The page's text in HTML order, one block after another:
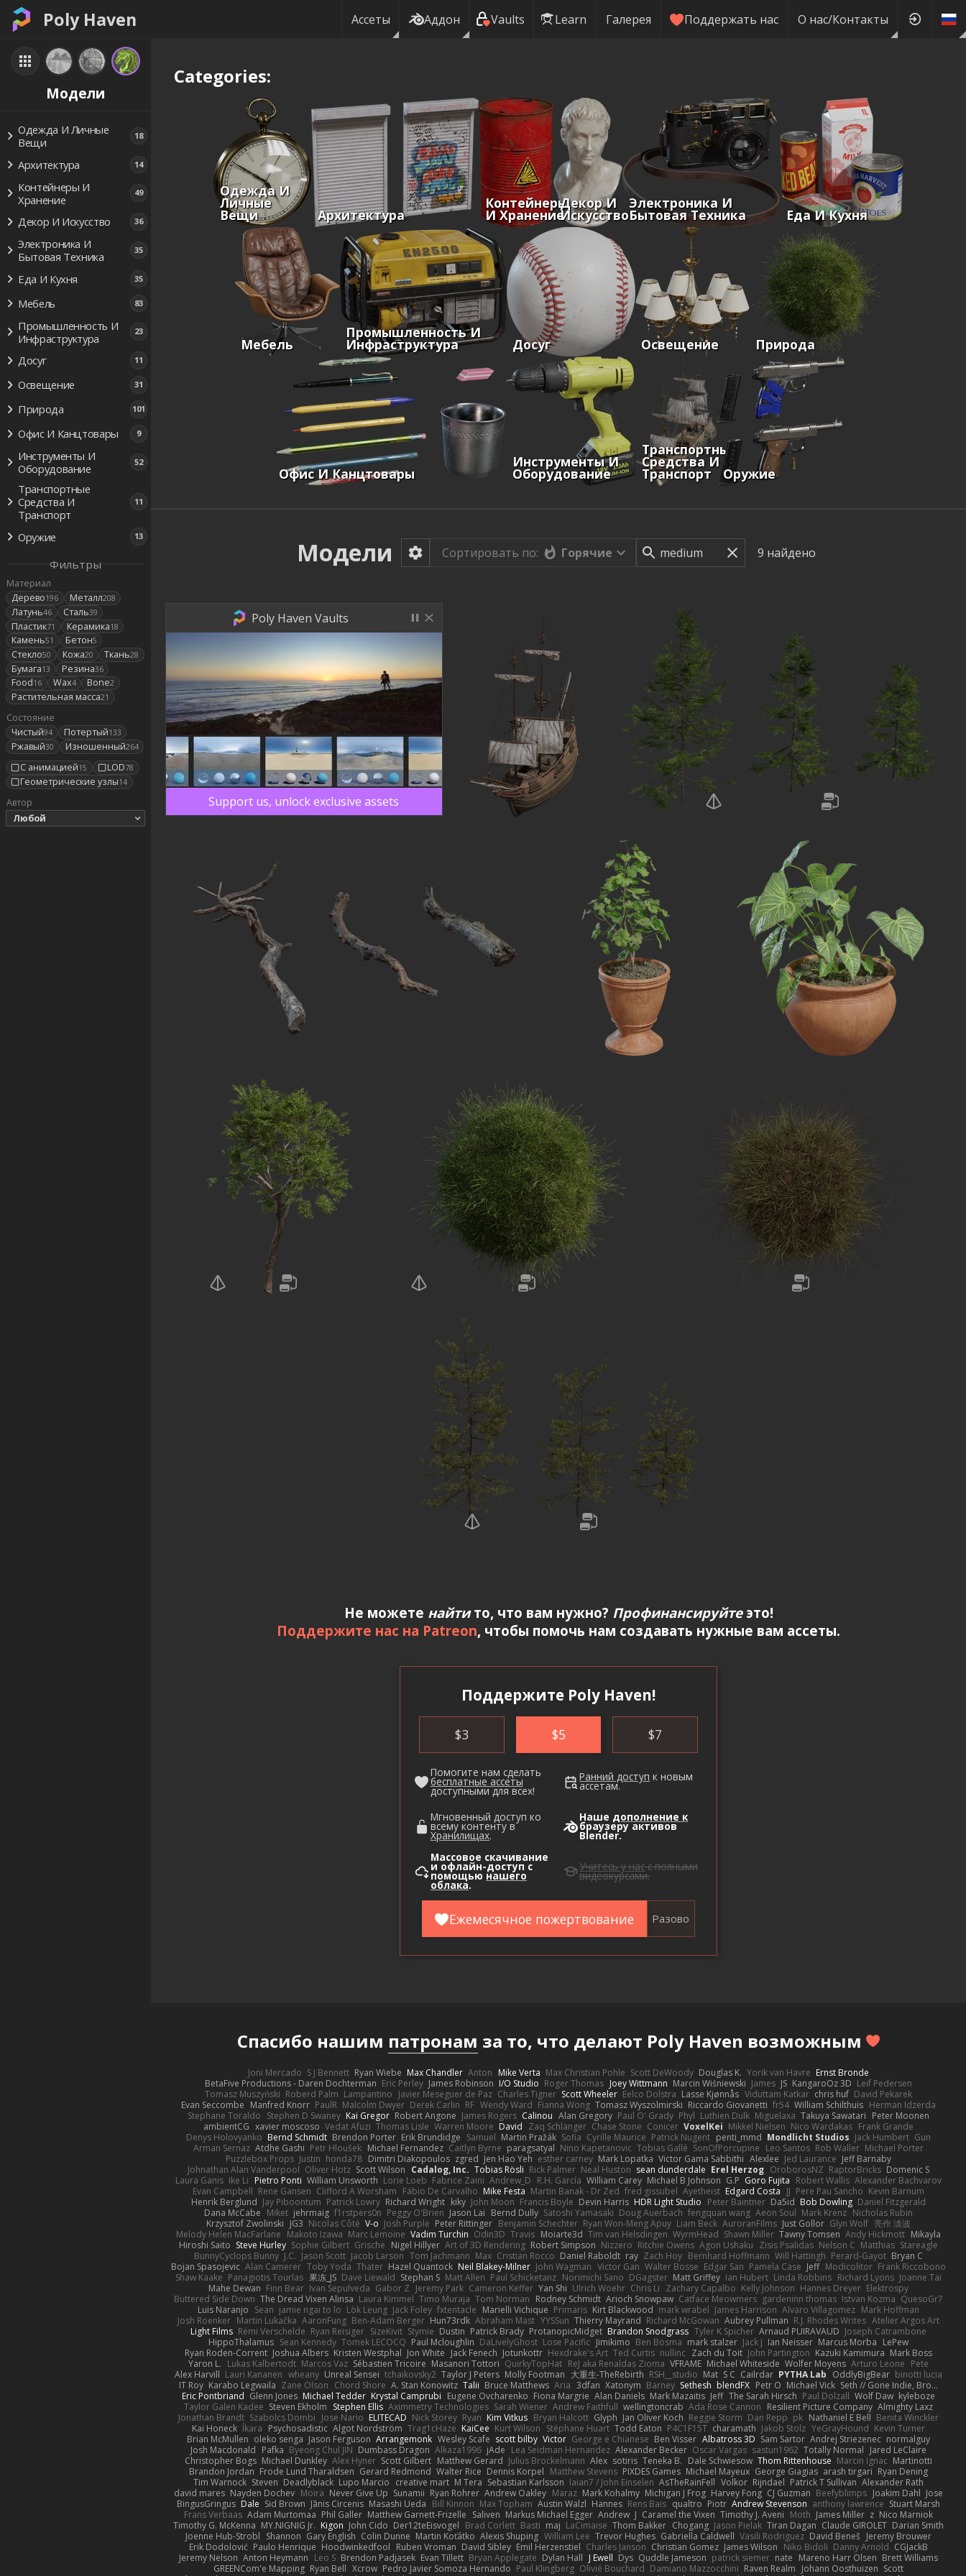
Poly Haven Ассеты Аддон Vaults Learn Галерея Поддержать нас О нас/Контакты
Модели
Одежда И Личные
Вещи
18
Архитектура 14
Контейнеры И
Хранение
49
Декор И Искусство 36
Электроника И
Бытовая Техника
35
Еда И Кухня 35
Мебель 83
Промышленность И
Инфраструктура
23
Досуг 11
Освещение 31
Природа 101
Офис И Канцтовары 9
Инструменты И
Оборудование
52
Транспортные
Средства И
Транспорт
11
Оружие 13
Фильтры
Материал
Дерево196 Металл208
Латунь46 Сталь39
Пластик71 Керамика18
Камень51 Бетон5
Стекло50 Кожа20 Ткань28
Бумага13 Резина36
Food16 Wax4 Bone2
Растительная масса21
Состояние
Чистый94 Потертый133
Ржавый30 Изношенный264
С анимацией15 LOD78
Геометрические узлы14
Автор
Любой
Categories:
Одежда И
Личные
Вещи Архитектура
Контейнеры
И Хранение
Декор И
Искусство
Электроника И
Бытовая Техника Еда И Кухня
Мебель
Промышленность И
Инфраструктура Досуг Освещение Природа
Офис И Канцтовары
Инструменты И
Оборудование
Транспортные
Средства И
Транспорт Оружие
Модели Сортировать по: Горячие 9 найдено
Poly Haven Vaults
Support us, unlock exclusive assets
Не можете найтито, что вам нужно? Профинансируйтеэто!
Поддержите нас на Patreon, чтобы помочь нам создавать нужные вам ассеты.
Поддержите Poly Haven!
$3 $5 $7
Помогите нам сделать
бесплатные ассеты
доступными для всех!
Ранний доступ к новым
ассетам.
Мгновенный доступ ко
всему контенту в
Хранилищах.
Наше дополнение к
браузеру активов
Blender.
Массовое скачивание
и офлайн-доступ с
помощью нашего
облака.
Учитесь у насс полными
видеокурсами.
Ежемесячное пожертвование Разово
Спасибо нашим патронам за то, что делают Poly Haven возможным
Joni Mercado S J Bennett Ryan Wiebe Max Chandler Anton Mike Verta Max Christian Pohle Scott DeWoody Douglas K. Yorik van Havre Ernst Bronde
BetaFive Productions - Daren Dochterman Eric Perley James Robinson I/O Studio Roger Thomas Joey Wittmann Marcin Wiśniewski James JS KangaroOz 3D Leif Pedersen
Tomasz Muszyński Roberd Palm Lampantino Javier Meseguer de Paz Charles Tigner Scott Wheeler Eelco Dolstra Lasse Kjønnås Viduttam Katkar chris huf David Pekarek
Evan Seccombe Manfred Knorr PaulR Malcolm Dwyer Derek Carlin RF Wendy Ward Fianna Wong Tomasz Wyszolmirski Riccardo Giovanetti fr54 William Schilthuis Herman Idzerda
Stephane Toraldo Stephen D Swaney Kai Gregor Robert Angone James Rogers Calinou Alan Gregory Paul O' Grady Phyl Luthien Dulk Miguelaxa Takuya Sawatari Peter Moonen
ambientCG xavier moscoso Vedat Afuzi Thomas Lisle Warren Moore David Zaq Schlanger Chase Stone Conicer VoxelKei Mikkel Nielsen Nico Wardakas Frank Grande
Denys Holovyanko Bernd Schmidt Brendon Porter Erik Brundidge Samuel Martin Pražák Sofia Cyrille Maurice Patrick Nugent penti_mmd Mondlicht Studios Jack Humbert Gun
Arman Sernaz Atdhe Gashi Petr Hloušek Michael Fernandez Caitlyn Byrne paragsatyal Nino Kapetanovic Tobias Gallé SonOfPorcupine Leo Santos Rob Waller Michael Porter
Puzzlebox Props Justin honda78 Dimitri Diakopoulos zgred Jen Hao Yeh esther carney Mark Lopatka Victor Gama Sabbithi Alexlee Jed Laurance Jeff Barnaby
Johnathan Alan Vanderpool Oliver Hotz Scott Wilson Cadalog, Inc. Tobias Rösli Rick Palmer Neal Huston sean dunderdale Erel Herzog OroborosNZ RaptorBricks Domenic S
Laura Ganis Ike Li Pietro Ponti William Unsworth Lorie Loeb Fabrice Zaini Andrew_D R.H. García William Carey Michael B Johnson G.P Goro Fujita Robert Wallis Alexander Bachvarov
Evan Campbell Rene Gansen Clifford A Worsham Fábio De Carvalho Mike Festa Martin Banak - Dr Zed fred gissubel Ayetheist Edgard Costa JJ Pere Pau Sancho Kevin Barnum
Henrik Berglund Jay Piboontum Patrick Lowry Richard Wright kiky John Moon Francis Boyle Devin Harris HDR Light Studio Peter Baintner Da5id Bob Dowling Daniel Fitzgerald
Dana McCabe Miket jehrmaig f1rstpers0n Peggy O'Brien Jason Lai Bernd Dully Satoshi Yamasaki Doug Auerbach fengquan wang Aeon Soul Mark Krenz Nicholas Rubin
Krzysztof Zwolinski JG3 Nicolas Côté V-o Josh Purple Peter Rittinger Benjamin Schechter Ryan Won-Meng Apuy Liam Beck AuroranFilms Just Gollor Glyn Wolf 亮作 淡波
Melody Helen MacFarlane Makoto Izawa Marc Lemoine Vadim Turchin Odin3D Travis Moiarte3d Tim van Helsdingen WyrmHead Shawn Miller Tawny Tomsen Andy Hickmott Mikayla
Hiroshi Saito Steve Hurley Sophie Gilbert Grische Nigel Hillyer Art of 3D Rendering Robert Simpson Nizzero Ritchie Owens Agon Ushaku Zisis Psalidas Nelson C Matthias Stareagle
BunnyCyclops Bunny J.C. Jason Scott Jacob Larson Tom Jachmann Max Cristian Rocco Daniel Raboldt ray Zach Hoy Bernhard Hoffmann Will Hattingh Perard-Gayot Bryan C
Bojan Spasojevic Alan Camerer Toby Yoda Thater Hazel Quantock Neil Blakey-Milner John Wagman Victor Gan Walter Bosse Edgar San Pamela Case Jeff Modicolitor Frank Riccobono
Shaw Kaake Panagiotis Tourlas 果冻_JS Dave Liewald Stephan S Matt Allen Paul Schicketanz Norimichi Sano DGagster Matt Griffey Ian Hubert Linda Robbins Richard Lyons Joanne Tai
Mahe Dewan Finn Bear Ivan Sepulveda Gabor Z Jeremy Park Cameron Keffer Yan Shi Ulrich Woehr Chris Li Zachary Capalbo Kelly Johnson Hannes Dreyer Elektrospy
Buttered Side Down The Dread Vixen Alinsa Laura Kimmel Timo Muraja Tom Norman Rodney Schmidt Arioch Snowpaw Catface Meowmers gardeninn thomas Istvan Kozma QuesoGr7
Luis Naranjo Sean jamie ngai to lo Lök Leung Jack Foley fxtentacle Marielli Vichique Primaris Kirt Blackwood mark wrabel James Harrison Alvaro Villagomez Mark Hoffman
Josh Roenker Martin Lukačka AaronFung Ben-Adam Berger Hun73rdk Abraham Mast YYSSun Thierry Mayrand Richard McGowan Aubrey Pullman R.J. Rhodes Writes Atelier Argos Art
Light Films Rémi Verschelde Ryan Reisiger SizeKivit Stymie Dustin Patrick Brady ProtanopicMidget Brandon Snodgrass Tyler K Spicher Arnaud PUIRAVAUD Joseph Catrambone
HippoThalamus Sean Kennedy Tomek LECOCQ Paul Mcloughlin DaLivelyGhost Lose Pacific Jimikimo Ben Bosma mark stalzer Jack J Ian Neisser Marcus Morba LePew
Ryan Roden-Corrent Joshua Albers Kristen Westphal Jon White Jack Fenech Jotunkottr Hexdrake's Art Ted Curtis nullinc Zach du Toit John Partington Kazuki Kamimura Mark Boss
Yaron L. Lukas Kalbertodt Marcos Vaz Sébastien Tricoire Masanori Tottori QuirkyTopHat ReJ aka Renaldas Zioma VFRAME Michael Whiteside Wolfer Moyens Arturo Leone Pete
Alex Harvill Lauri Kananen wheany Unreal Sensei tchaikovsky2 Taylor J Peters Molly Footman 大重生-TheRebirth RSH__studio Mat S C Cailrdar PYTHA Lab OddlyBigBear binotti lucia
IT Roy Karabo Legwaila Zane Olson Chord Shore A. Stan Konowitz Talii Bruce Matthews Aria 3dfan Xatonym Barney Sethesh blendFX Petr O Michael Vick Seth // Gone Indie, Bro...
Eric Pontbriand Glenn Jones Michael Tedder Krystal Camprubi Eugene Ovcharenko Fiona Margrie Alan Daniels Mark Mazaitis Jeff The Sarah Hirsch Paul Dolzall Wolf Daw kyleboze
Taylor Galen Kadee Steven Ekholm Stephen Ellis Aximmetry Technologies Sarah Wiener Andrew Faithfull wellingtoncrab Ada Rose Cannon Resilient Picture Company Almighty Laxz
Jonathan Brandt Szabolcs Dombi Jose Nario ELITECAD Nick Storey Ryan Kim Vitkus Bryan Halcott Glyph Jan Oliver Koch Reggie Storm Dan Repp pk Nathaniel E Bell Benita Winckler
Kai Honeck Íkara Psychosadistic Algot Nordström Trag1cHaze KaiCee Kurt Wilson Stéphane Huart Todd Eaton P4C1F15T charamath Jakob Stolz YeGrayHound Kevin Turner
Brian McMullen oleko senga Jason Ferguson Arrangemonk Wesley Scafe scott bilby Victor George e Chianese Ben Visser Albatross 3D Sam Sartor Andrej Striezenec normalguy
Josh Macdonald Pafka Byeong Chul JIN Dumbass Dragon Alkaza1996 jAde Lea Seidman Hernandez Alexander Becker Oscar Vargas sastun1962 Totally Normal Jared LeClaire
Christopher Bogs Michael Dunkley Alex Hyner Scott Gilbert Matthew Gerard Julius Brockelmann Alex sotiris Teneka B. Dale Schwiesow Thom Rittenhouse Marcin Ignac Martinotti
Brandon Jordan Frode Lund Tharaldsen Gerard Redmond Walter Rice Dennis Korpel Matthew Stevens PIXDES Games Michael Mayeux George Giagias arash tirgari Ryan Dening
Tim Warnock Steven Deadlyblack Lupo Marcio creative mart M Tera Sebastian Karlsson Iaian7 / John Einselen AsTheRainFell Volkor Rijndael Patrick T Sullivan Alexander Rath
david mares Nayden Dochev Moira Never Give Up Sunamii Ryan Rohrer Andrew Oakley Maraz Mark Kohalmy Michigan J Frog Harvey Fong CJ Guzman Beefyblimps Joakim Dahl Jose
BingusGringus Dale Sid Brown Jānis Circenis Masashi Ueda Bill Kinnon Max Topham Austin Walzl Hannes Rens Bais qualtro Piotr Andrew Stevenson anthony lawrence Stuart Marsh
Frans Verbaas Adam Murtomaa Phil Galler Matthew Garnett-Frizelle Saliven Markus Michael Egger Andrew J Caramel the Vixen Timothy J. Aveni Moth James Miller z Nico Marniok
Timothy G. McKenna MY.NIGNIG Jr. Kigon John Cido Der12teEisvogel Brad Corlett Basti maj LaCimaise Thom Bakker Chogang Jason Pielak Tiran Dagan Claude GIROLET Darian Smith
Joenne Hub-Strobl Shannon Gary English Colin Dunne Martin Koťátko Alexis Shuping William Lee Trevor Hughes Gabriella Caldwell Vasili Rodriguez David Beneš Jeremy Brouwer
Erik Dodolović Paulo Henrique Hoodwinkedfool Ruben Vroman David Sibley Emil Herzenstiel Charles Janson Christian Gomez James Wilson Niko Bidoli Danny Arnold CGJackB
Jeremy Nelson Anton Heymann Leo S Brendon Padjasek Evan Tillett Bryan Applegate Dylan Hall J Ewell Dys Quddle Jameson patrick siemer nate Mareno Harr Olsen Brett Williams
GREENCom'e Mapping Ryan Bell Xcrow Pedro Javier Somoza Hernando Paul Klingberg Olivié Bouchard Damiano Mazzocchini Raven Realm Johann Oosthuizen Scott